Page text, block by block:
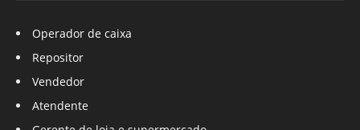
Operador de caixa
Repositor
Vendedor
Atendente